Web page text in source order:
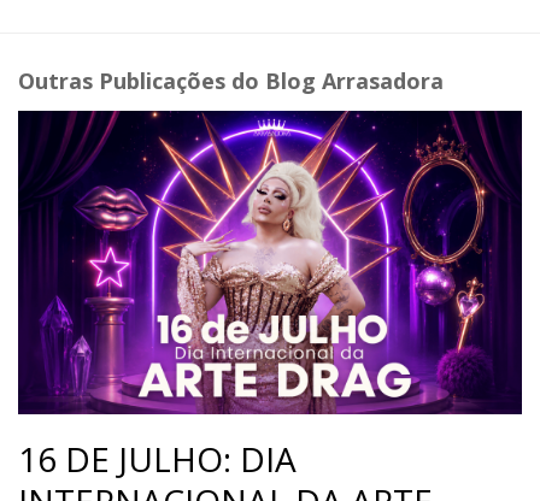
Outras Publicações do Blog Arrasadora
16 DE JULHO: DIA